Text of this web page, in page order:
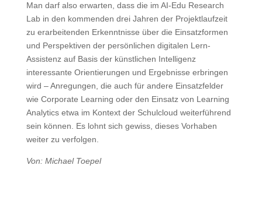
Man darf also erwarten, dass die im AI-Edu Research
Lab in den kommenden drei Jahren der Projektlaufzeit
zu erarbeitenden Erkenntnisse über die Einsatzformen
und Perspektiven der persönlichen digitalen Lern-
Assistenz auf Basis der künstlichen Intelligenz
interessante Orientierungen und Ergebnisse erbringen
wird – Anregungen, die auch für andere Einsatzfelder
wie Corporate Learning oder den Einsatz von Learning
Analytics etwa im Kontext der Schulcloud weiterführend
sein können. Es lohnt sich gewiss, dieses Vorhaben
weiter zu verfolgen.
Von: Michael Toepel